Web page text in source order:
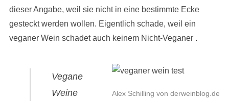
dieser Angabe, weil sie nicht in eine bestimmte Ecke
gesteckt werden wollen. Eigentlich schade, weil ein
veganer Wein schadet auch keinem Nicht-Veganer .
Alex Schilling von derweinblog.de
Vegane
Weine